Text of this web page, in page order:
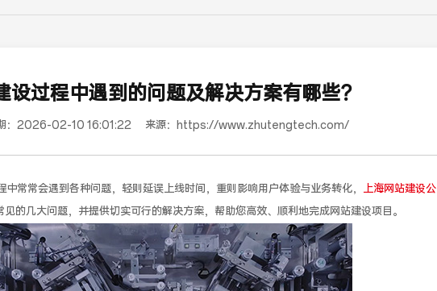
设过程中遇到的问题及解决方案有哪些？
2026-02-10 16:01:22 来源： https://www.zhutengtech.com/
常常会遇到各种问题，轻则延误上线时间，重则影响用户体验与业务转化， 上海网站建设公
的几大问题，并提供切实可行的解决方案，帮助您高效、顺利地完成网站建设项目。